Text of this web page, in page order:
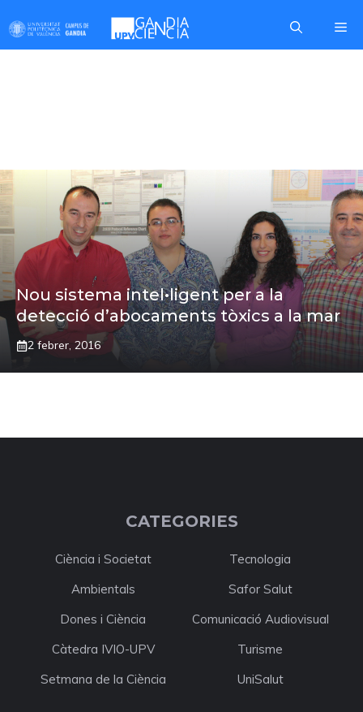
to
content
Nou sistema intel•ligent per a la
detecció d’abocaments tòxics a la mar
2 febrer, 2016
CATEGORIES
Ciència i Societat
Tecnologia
Ambientals
Safor Salut
Dones i Ciència
Comunicació Audiovisual
Càtedra IVIO-UPV
Turisme
Setmana de la Ciència
UniSalut